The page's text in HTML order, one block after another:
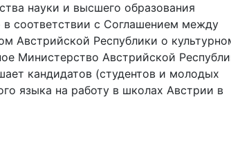
науки и высшего образования
соответствии с Соглашением между
Австрийской Республики о
Министерство Австрийской
кандидатов (студентов и молодых
языка на работу в школах Австрии в